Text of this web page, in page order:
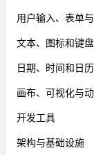
用户输入、表单
文本、图标和键盘
日期、时间和日历
画布、可视化与
开发工具
架构与基础设施